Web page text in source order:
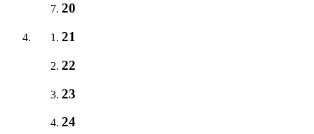
20
21
22
23
24